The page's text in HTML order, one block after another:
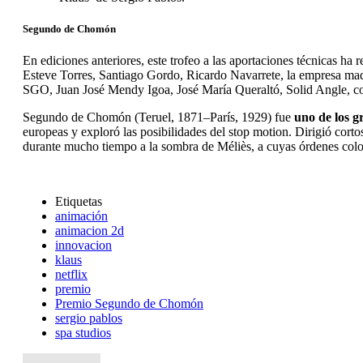
Segundo de Chomón
En ediciones anteriores, este trofeo a las aportaciones técnicas
Esteve Torres, Santiago Gordo, Ricardo Navarrete, la empresa
SGO, Juan José Mendy Igoa, José María Queraltó, Solid Angle,
Segundo de Chomón (Teruel, 1871–París, 1929) fue uno de los
europeas y exploró las posibilidades del stop motion. Dirigió
durante mucho tiempo a la sombra de Méliès, a cuyas órdenes
Etiquetas
animación
animacion 2d
innovacion
klaus
netflix
premio
Premio Segundo de Chomón
sergio pablos
spa studios